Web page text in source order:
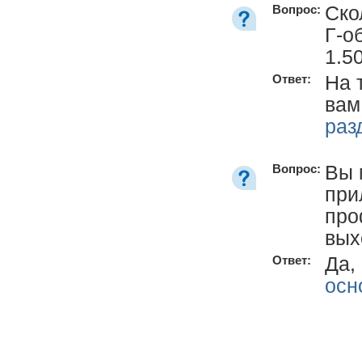
Вопрос:
Г-
Ответ:
На
Вопрос: Вы
Ответ:
Да,